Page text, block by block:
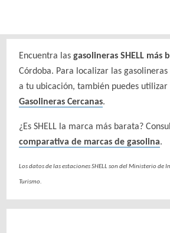
Encuentra lasgasolineras SHELL más
Córdoba. Para localizar las gasolineras
a tu ubicación, también puedes
Gasolineras Cercanas.
¿Es SHELL la marca más barata?
comparativa de marcas de gasolina.
Los datos de las estaciones SHELL son del Ministerio de
Turismo.